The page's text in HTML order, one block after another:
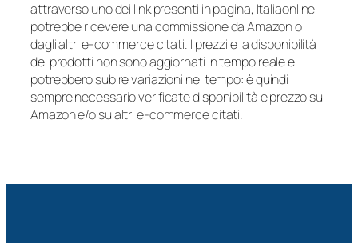
attraverso uno dei link presenti in pagina, Italiaonline
potrebbe ricevere una commissione da Amazon o
dagli altri e-commerce citati. I prezzi e la disponibilità
dei prodotti non sono aggiornati in tempo reale e
potrebbero subire variazioni nel tempo: è quindi
sempre necessario verificate disponibilità e prezzo su
Amazon e/o su altri e-commerce citati.